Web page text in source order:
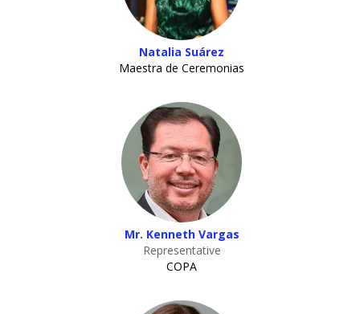
Natalia Suárez
Maestra de Ceremonias
Mr. Kenneth Vargas
Representative
COPA